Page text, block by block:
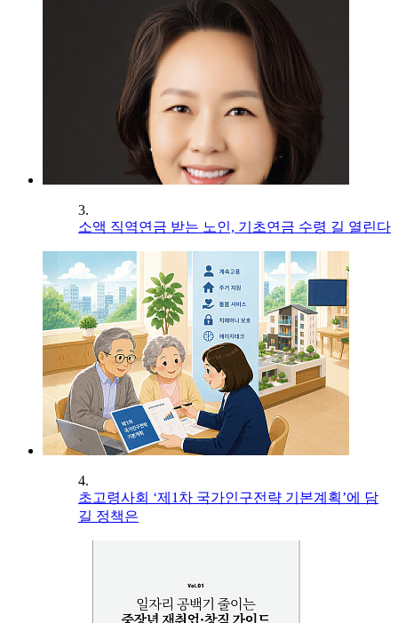
3.
소액 직역연금 받는 노인, 기초연금 수령 길 열린다
4.
초고령사회 ‘제1차 국가인구전략 기본계획’에 담
길 정책은